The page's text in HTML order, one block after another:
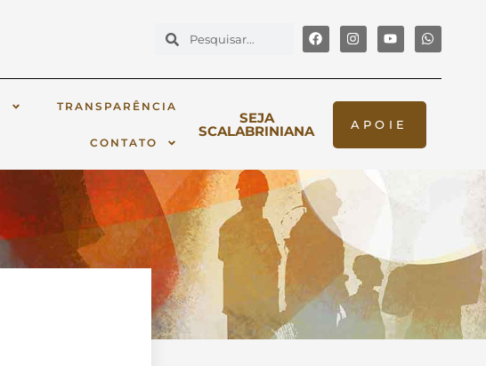
TRANSPARÊNCIA
CONTATO
SEJA
SCALABRINIANA APOIE